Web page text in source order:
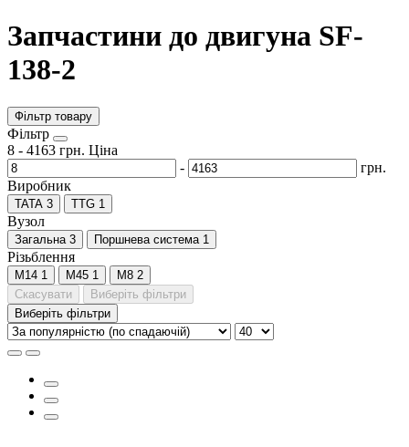
Запчастини до двигуна SF-
138-2
Фільтр товару
Фiльтр
8 - 4163 грн. Ціна
-
грн.
Виробник
TATA 3 TTG 1
Вузол
Загальна 3 Поршнева система 1
Різьблення
М14 1 М45 1 М8 2
Скасувати
Виберіть фільтри
Виберіть фільтри